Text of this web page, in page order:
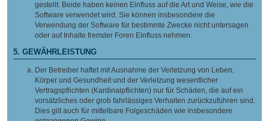
gestellt. Beide haben keinen Einfluss auf die Art und Weise, wie die
Software verwendet wird. Sie können insbesondere die
Verwendung der Software für bestimmte Zwecke nicht untersagen
oder auf Inhalte fremder Foren Einfluss nehmen.
5. GEWÄHRLEISTUNG
Der Betreiber haftet mit Ausnahme der Verletzung von Leben,
Körper und Gesundheit und der Verletzung wesentlicher
Vertragspflichten (Kardinalpflichten) nur für Schäden, die auf ein
vorsätzliches oder grob fahrlässiges Verhalten zurückzuführen sind.
Dies gilt auch für mittelbare Folgeschäden wie insbesondere